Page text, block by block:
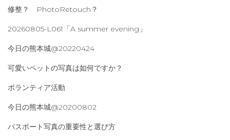
修整？ PhotoRetouch？
20260805-L061「A summer evening」
今日の熊本城@20220424
可愛いペットの写真は如何ですか？
ボランティア活動
今日の熊本城@20200802
パスポート写真の重要性と選び方